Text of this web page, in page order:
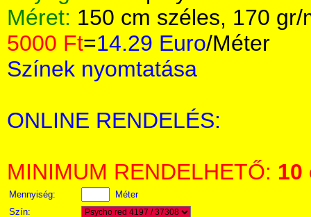
Méret: 150 cm széles, 170 gr/
5000 Ft=14.29 Euro/Méter
Színek nyomtatása
ONLINE RENDELÉS:
MINIMUM RENDELHETŐ: 10
Mennyiség:
Méter
Szín: